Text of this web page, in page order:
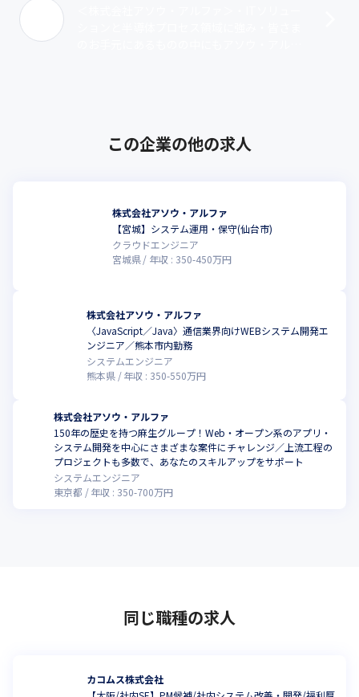
この企業の他の求人
株式会社アソウ・アルファ
【宮城】システム運用・保守(仙台市)
クラウドエンジニア
宮城県
年収 : 350-450万円
株式会社アソウ・アルファ
〈JavaScript／Java〉通信業界向けWEBシステム開発エ
ンジニア／熊本市内勤務
システムエンジニア
熊本県
年収 : 350-550万円
株式会社アソウ・アルファ
150年の歴史を持つ麻生グループ！Web・オープン系のアプリ・
システム開発を中心にさまざまな案件にチャレンジ／上流工程の
プロジェクトも多数で、あなたのスキルアップをサポート
システムエンジニア
東京都
年収 : 350-700万円
同じ職種の求人
カコムス株式会社